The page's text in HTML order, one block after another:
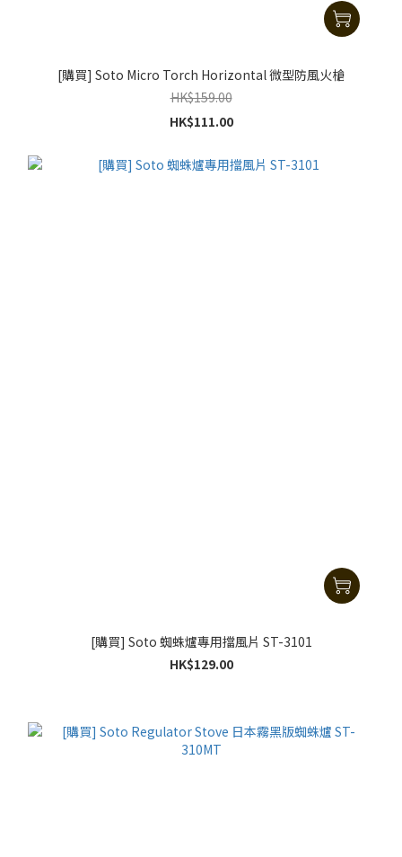
[購買] Soto Micro Torch Horizontal 微型防風火槍
HK$159.00
HK$111.00
[購買] Soto 蜘蛛爐專用擋風片 ST-3101
HK$129.00